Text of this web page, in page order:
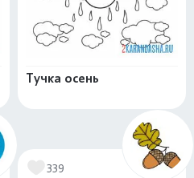
Тучка осень
339